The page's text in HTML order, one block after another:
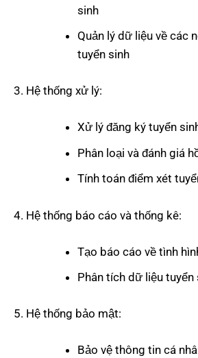
sinh
Quản lý dữ liệu về các
tuyển sinh
Hệ thống xử lý:
Xử lý đăng ký tuyển
Phân loại và đánh giá
Tính toán điểm xét
Hệ thống báo cáo và thống kê:
Tạo báo cáo về tình
Phân tích dữ liệu tuyển
Hệ thống bảo mật:
Bảo vệ thông tin cá